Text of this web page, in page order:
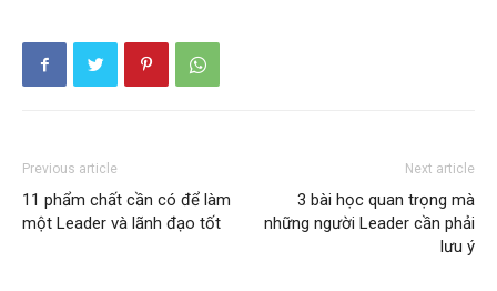
Previous article
11 phẩm chất cần có để làm
một Leader và lãnh đạo tốt
Next article
3 bài học quan trọng mà
những người Leader cần phải
lưu ý